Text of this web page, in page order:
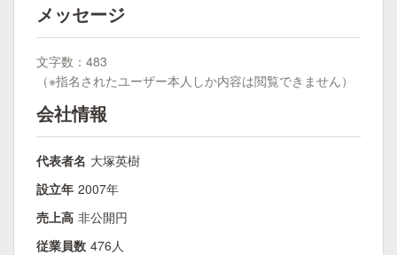
メッセージ
文字数：483
（※指名されたユーザー本人しか内容は閲覧できません）
会社情報
代表者名 大塚英樹
設立年 2007年
売上高 非公開円
従業員数 476人